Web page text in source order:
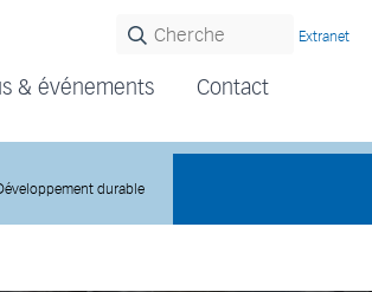
& événements Contact
Extranet
durable